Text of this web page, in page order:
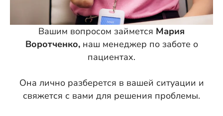
Вашим вопросом займется Мария
Воротченко,наш менеджер по заботе о
пациентах.
Она лично разберется в вашей ситуации и
свяжется с вами для решения проблемы.